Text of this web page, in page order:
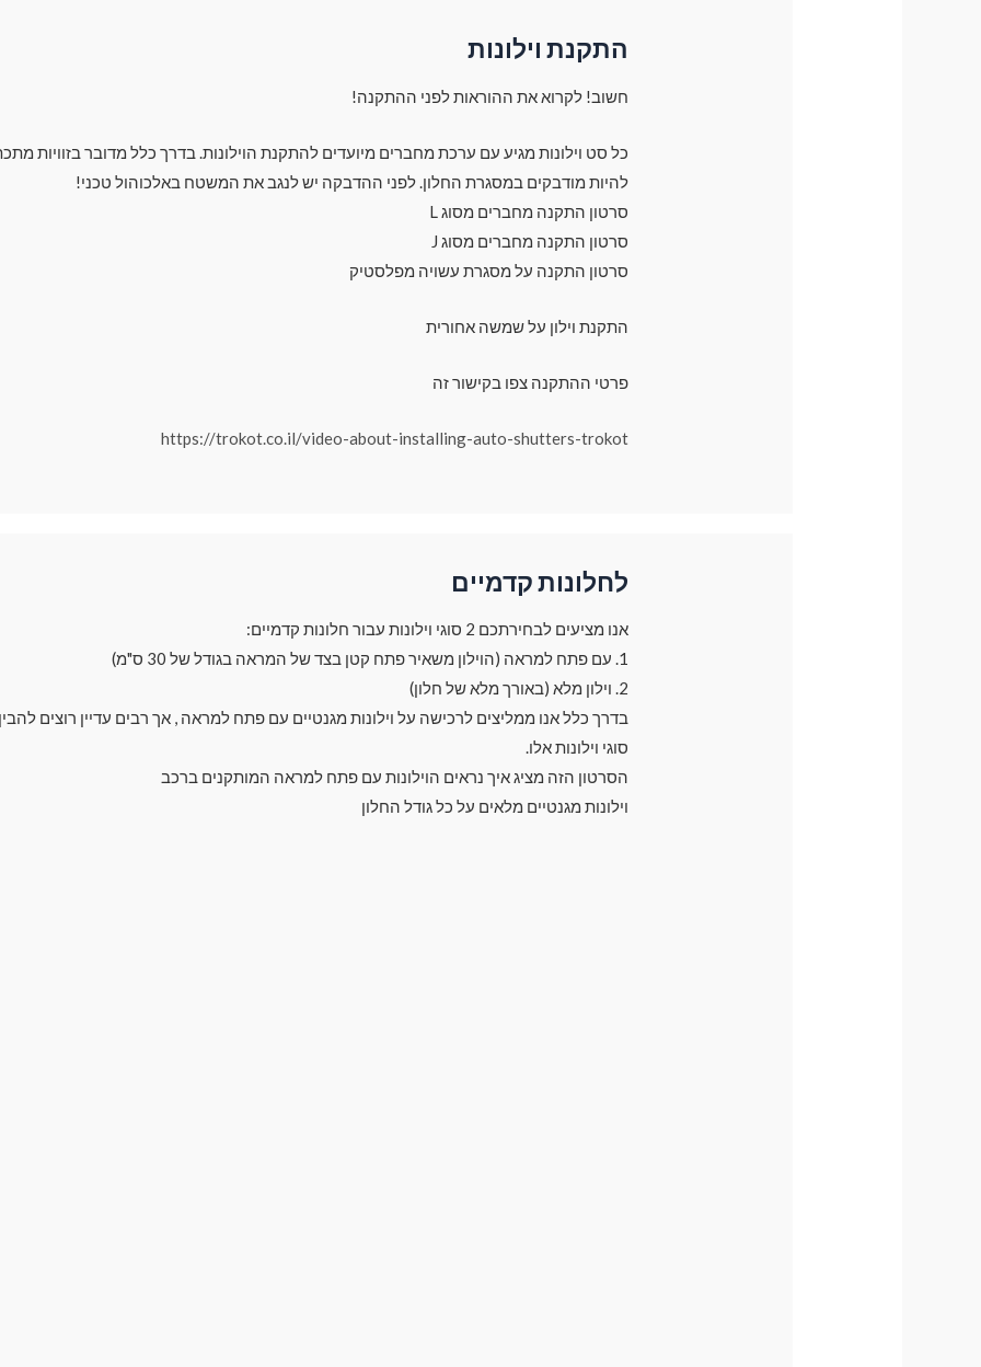
התקנת וילונות
חשוב! לקרוא את ההוראות לפני ההתקנה!
כל סט וילונות מגיע עם ערכת מחברים מיועדים להתקנת הוילונות. בדרך כלל מדובר בזוויות
להיות מודבקים במסגרת החלון. לפני ההדבקה יש לנגב את המשטח באלכוהול טכני!
סרטון התקנה מחברים מסוג L
סרטון התקנה מחברים מסוג J
סרטון התקנה על מסגרת עשויה מפלסטיק
התקנת וילון על שמשה אחורית
פרטי ההתקנה צפו בקישור זה
https://trokot.co.il/video-about-installing-auto-shutters-trokot
לחלונות קדמיים
אנו מציעים לבחירתכם 2 סוגי וילונות עבור חלונות קדמיים:
1. עם פתח למראה (הוילון משאיר פתח קטן בצד של המראה בגודל של 30 ס"מ)
2. וילון מלא (באורך מלא של חלון)
סוגי וילונות אלו.
הסרטון הזה מציג איך נראים הוילונות עם פתח למראה המותקנים ברכב
וילונות מגנטיים מלאים על כל גודל החלון